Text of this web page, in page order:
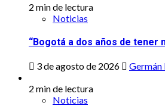
2 min de lectura
Noticias
“Bogotá a dos años de tener
3 de agosto de 2026
Germán
2 min de lectura
Noticias